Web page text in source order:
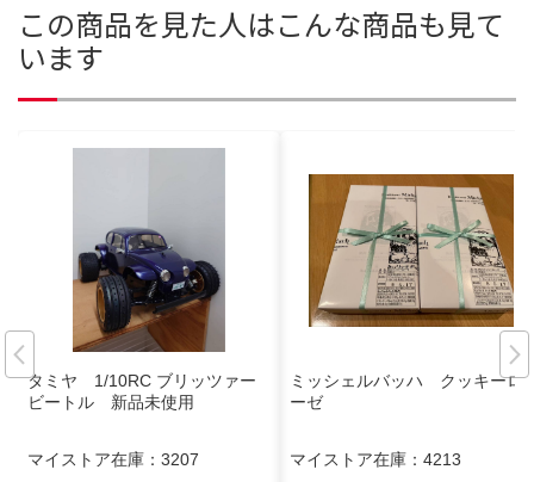
この商品を見た人はこんな商品も見て
います
タミヤ 1/10RC ブリッツァー
ビートル 新品未使用
マイストア在庫： 3207
ミッシェルバッハ クッキーロ
ーゼ
マイストア在庫： 4213